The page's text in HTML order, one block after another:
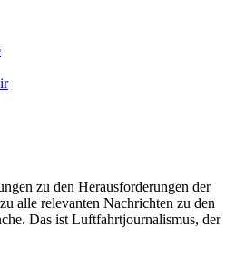
zu den Herausforderungen der
alle relevanten Nachrichten zu den
Das ist Luftfahrtjournalismus, der